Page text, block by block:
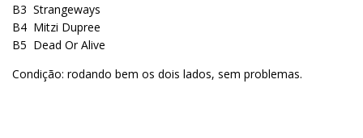
B3 Strangeways
B4 Mitzi Dupree
B5 Dead Or Alive
Condição: rodando bem os dois lados, sem problemas.